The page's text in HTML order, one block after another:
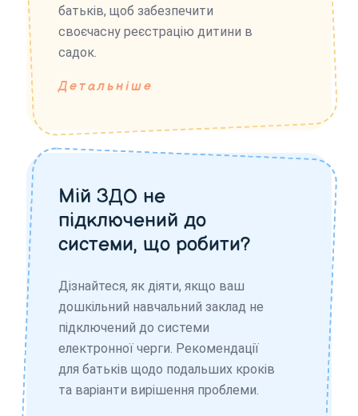
батьків, щоб забезпечити
своєчасну реєстрацію дитини в
садок.
Детальніше
Мій ЗДО не
підключений до
системи, що робити?
Дізнайтеся, як діяти, якщо ваш
дошкільний навчальний заклад не
підключений до системи
електронної черги. Рекомендації
для батьків щодо подальших кроків
та варіанти вирішення проблеми.